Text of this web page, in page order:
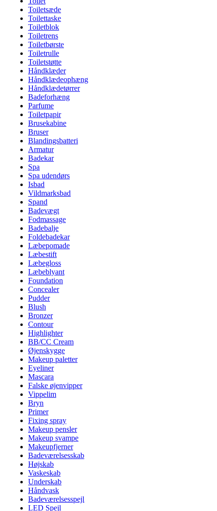
Toiletsæde
Toilettaske
Toiletblok
Toiletrens
Toiletbørste
Toiletrulle
Toiletstøtte
Håndklæder
Håndklædeophæng
Håndklædetørrer
Badeforhæng
Parfume
Toiletpapir
Brusekabine
Bruser
Blandingsbatteri
Armatur
Badekar
Spa
Spa udendørs
Isbad
Vildmarksbad
Spand
Badevægt
Fodmassage
Badebalje
Foldebadekar
Læbepomade
Læbestift
Læbegloss
Læbeblyant
Foundation
Concealer
Pudder
Blush
Bronzer
Contour
Highlighter
BB/CC Cream
Øjenskygge
Makeup paletter
Eyeliner
Mascara
Falske øjenvipper
Vippelim
Bryn
Primer
Fixing spray
Makeup pensler
Makeup svampe
Makeupfjerner
Badeværelsesskab
Højskab
Vaskeskab
Underskab
Håndvask
Badeværelsesspejl
LED Spejl